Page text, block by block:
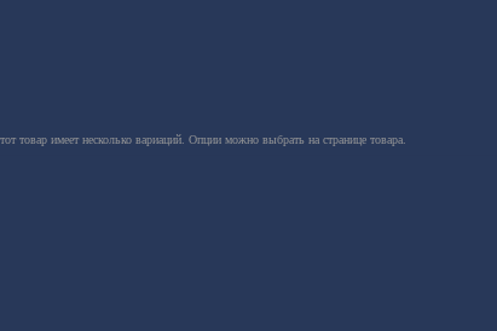
товар имеет несколько вариаций. Опции можно выбрать на странице товара.